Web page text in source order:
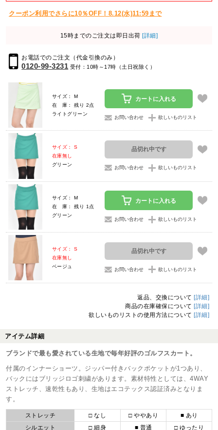
クーポン利用でさらに10％OFF！8.12(水)11:59まで
15時までのご注文は即日出荷 [詳細]
お電話でのご注文（代金引換のみ）
0120-99-3231 受付：10時～17時（土日祝除く）
サイズ： M
在 庫： 残り 2点
ライトグリーン
カートに入れる
お問い合わせ 欲しいものリスト
サイズ： S
在庫無し
グリーン
品切れ中です
お問い合わせ 欲しいものリスト
サイズ： M
在 庫： 残り 1点
グリーン
カートに入れる
お問い合わせ 欲しいものリスト
サイズ： S
在庫無し
ベージュ
品切れ中です
お問い合わせ 欲しいものリスト
返品、交換について [詳細]
商品の在庫確保について [詳細]
欲しいものリストの使用方法について [詳細]
アイテム詳細
ブランドで最も愛されている生地で毎年好評のゴルフスカート。
付属のインナーショーツ。ジッパー付きバックポケットが1つあり、
バックにはブリッジロゴ刺繍があります。素材特性としては、4WAY
ストレッチ、速乾性もあり、生地はエコテックス認証済みとなりま
す。
ストレッチ □ なし □ ややあり
■ あり
シルエット
□ 細身 ■ 普通 □ ゆったり